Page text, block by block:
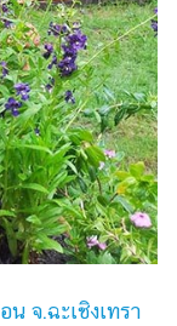
จ.ฉะเชิงเทรา